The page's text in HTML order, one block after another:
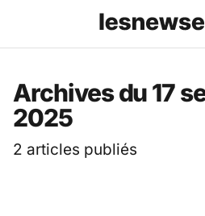
Les
Archives du 17
2025
2 articles publiés